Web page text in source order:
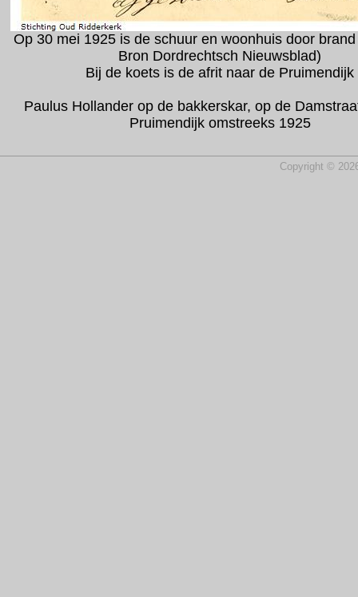
Op 30 mei 1925 is de schuur en woonhuis door
Bron Dordrechtsch Nieuwsblad)
Bij de koets is de afrit naar de Pruimendijk
Paulus Hollander op de bakkerskar, op de
Pruimendijk omstreeks 1925
Copyright ©